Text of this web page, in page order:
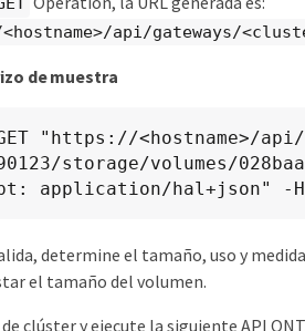
api/gateways/
de muestra
"https://<hostname>/api/
storage/volumes/
application/hal+json" -H
determine el tamaño, uso y
el tamaño del volumen.
clúster y ejecute la siguiente API